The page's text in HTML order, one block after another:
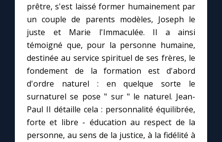
prêtre, s'est laissé former humainement par
un couple de parents modèles, Joseph le
juste et Marie l'Immaculée. Il a ainsi
témoigné que, pour la personne humaine,
destinée au service spirituel de ses frères, le
fondement de la formation est d'abord
d'ordre naturel : en quelque sorte le
surnaturel se pose " sur " le naturel. Jean-
Paul II détaille cela : personnalité équilibrée,
forte et libre - éducation au respect de la
personne, au sens de la justice, à la fidélité à